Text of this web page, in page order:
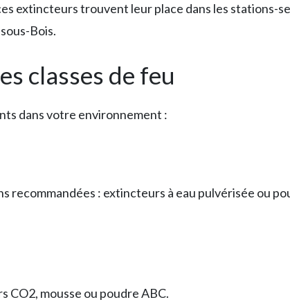
extincteurs trouvent leur place dans les stations-
Bois.
classes de feu
dans votre environnement :
recommandées : extincteurs à eau pulvérisée ou
CO2, mousse ou poudre ABC.